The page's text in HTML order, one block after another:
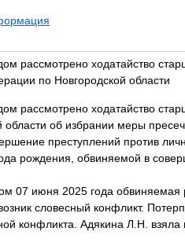
рассмотрено ходатайство
по Новгородской области
рассмотрено ходатайство
об избрании меры
преступлений против
рождения, обвиняемой в
07 июня 2025 года
словесный конфликт.
конфликта. Адякина Л.Н.